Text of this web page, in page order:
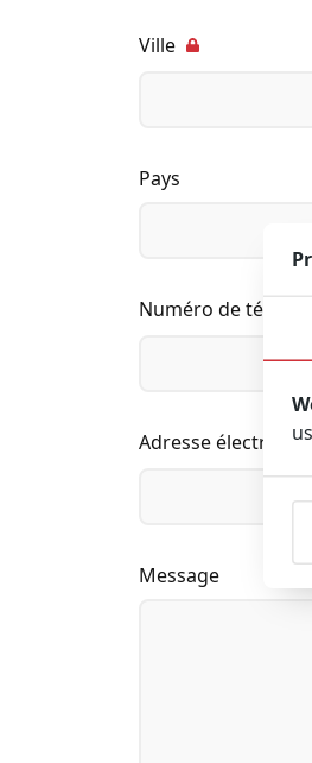
Ville
Pays
Numéro de
Adresse
Message